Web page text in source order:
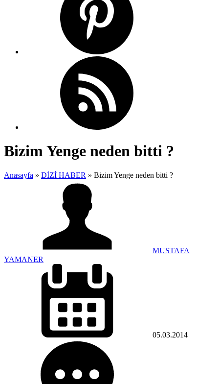
Bizim Yenge neden bitti ?
Anasayfa » DİZİ HABER » Bizim Yenge neden bitti ?
MUSTAFA
YAMANER
05.03.2014